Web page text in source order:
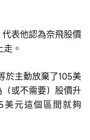
表他認為奈飛股價
。
於主動放棄了105美
或不需要）股價升
美元這個區間就夠